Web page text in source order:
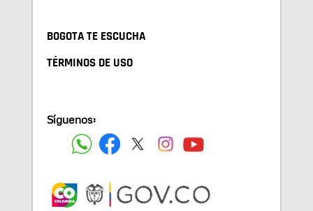
BOGOTA TE ESCUCHA
TÉRMINOS DE USO
Síguenos: